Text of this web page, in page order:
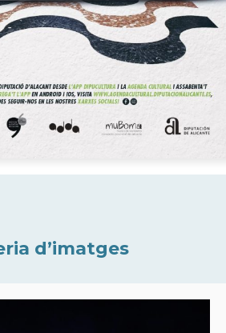
d’imatges